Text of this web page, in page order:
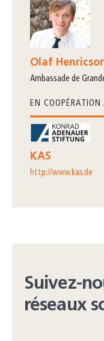
Olaf
Ambassade de
EN COOPÉRATION
KAS
http://www.kas.de
Suivez-
réseaux